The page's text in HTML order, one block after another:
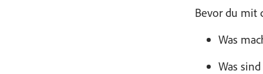
Bevor du mit
Was
Was